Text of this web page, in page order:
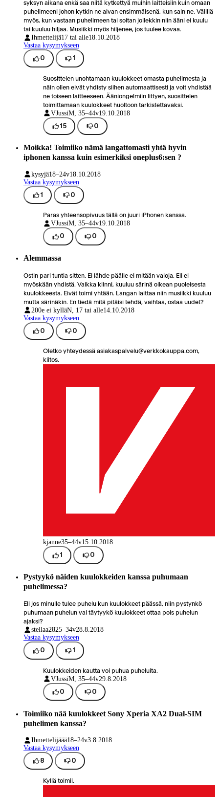
syksyn aikana enkä saa niitä kytkettyä muihin laitteisiin kuin omaan
puhelimeeni johon kytkin ne aivan ensimmäisenä, kun sain ne. Välillä
myös, kun vastaan puhelimeen tai soitan jollekkin niin ääni ei kuulu
tai kuuluu hiljaa. Musiikki myös hiljenee, jos tuulee kovaa.
Ihmettelijä17 tai alle18.10.2018
Vastaa kysymykseen
0 1
Suosittelen unohtamaan kuulokkeet omasta puhelimesta ja
näin ollen eivät yhdisty siihen automaattisesti ja voit yhdistää
ne toiseen laitteeseen. Ääniongelmiin littyen, suosittelen
toimittamaan kuulokkeet huoltoon tarkistettavaksi.
VJussiM, 35–44v19.10.2018
15 0
Moikka! Toimiiko nämä langattomasti yhtä hyvin
iphonen kanssa kuin esimerkiksi oneplus6:sen ?
kysyjä18–24v18.10.2018
Vastaa kysymykseen
1 0
Paras yhteensopivuus tällä on juuri iPhonen kanssa.
VJussiM, 35–44v19.10.2018
0 0
Alemmassa
Ostin pari tuntia sitten. Ei lähde päälle ei mitään valoja. Eli ei
myöskään yhdistä. Vaikka kiinni, kuuluu särinä oikean puoleisesta
kuulokkeesta. Eivät toimi yhtään. Langan laittaa niin musiikki kuuluu
mutta särinäkin. En tiedä mitä pitäisi tehdä, vaihtaa, ostaa uudet?
200e ei kylläN, 17 tai alle14.10.2018
Vastaa kysymykseen
0 0
Oletko yhteydessä asiakaspalvelu@verkkokauppa.com,
kiitos.
kjanne35–44v15.10.2018
1 0
Pystyykö näiden kuulokkeiden kanssa puhumaan
puhelimessa?
Eli jos minulle tulee puhelu kun kuulokkeet päässä, niin pystynkö
puhumaan puhelun vai täytyykö kuulokkeet ottaa pois puhelun
ajaksi?
stellaa2825–34v28.8.2018
Vastaa kysymykseen
0 1
Kuulokkeiden kautta voi puhua puheluita.
VJussiM, 35–44v29.8.2018
0 0
Toimiiko nää kuulokkeet Sony Xperia XA2 Dual-SIM
puhelimen kanssa?
Ihmettelijäää18–24v3.8.2018
Vastaa kysymykseen
8 0
Kyllä toimii.